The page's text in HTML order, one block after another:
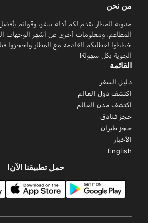
من نحن
مدونة المطار تقدم لكم أدلة سفر، وقوائم
المطاعم، ومعلومات أخرى عن أشهر الوجهات
خططوا لعطلتكم القادمة مع المطار واحجزوا
الجوية بكل سهولة!
القائمة
دليل السفر
اكتشف دول العالم
اكتشف مدن العالم
حجز فنادق
حجز طيران
الأخبار
English
حمل تطبيقنا الآن!